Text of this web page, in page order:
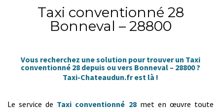
Taxi conventionné 28
Bonneval – 28800
Vous recherchez une solution pour trouver un Taxi
conventionné 28 depuis ou vers Bonneval – 28800 ?
Taxi-Chateaudun.fr est là !
Le service de Taxi conventionné 28met en œuvre toute